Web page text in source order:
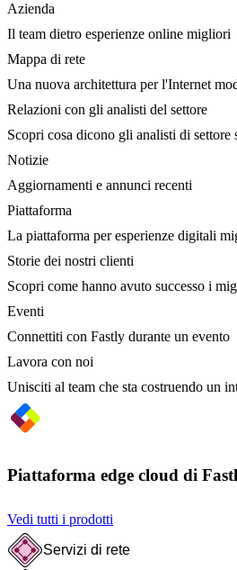
Azienda
Il team dietro esperienze online migliori
Mappa di rete
Una nuova architettura per l'Internet
Relazioni con gli analisti del settore
Scopri cosa dicono gli analisti di settore
Notizie
Aggiornamenti e annunci recenti
Piattaforma
La piattaforma per esperienze digitali
Storie dei nostri clienti
Scopri come hanno avuto successo i
Eventi
Connettiti con Fastly durante un evento
Lavora con noi
Unisciti al team che sta costruendo un
Piattaforma edge cloud di
Vedi tutti i prodotti
Servizi di rete